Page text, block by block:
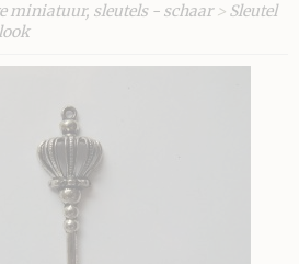
miniatuur, sleutels - schaar> Sleutel